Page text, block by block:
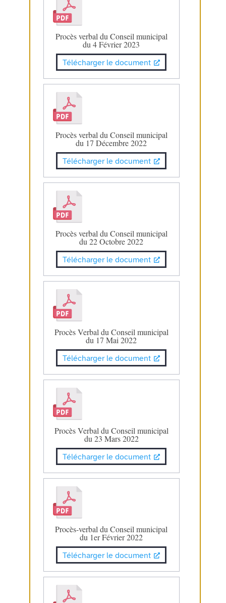
Procès verbal du Conseil municipal
du 4 Février 2023
Télécharger le document
Procès verbal du Conseil municipal
du 17 Décembre 2022
Télécharger le document
Procès verbal du Conseil municipal
du 22 Octobre 2022
Télécharger le document
Procès Verbal du Conseil municipal
du 17 Mai 2022
Télécharger le document
Procès Verbal du Conseil municipal
du 23 Mars 2022
Télécharger le document
Procès-verbal du Conseil municipal
du 1er Février 2022
Télécharger le document